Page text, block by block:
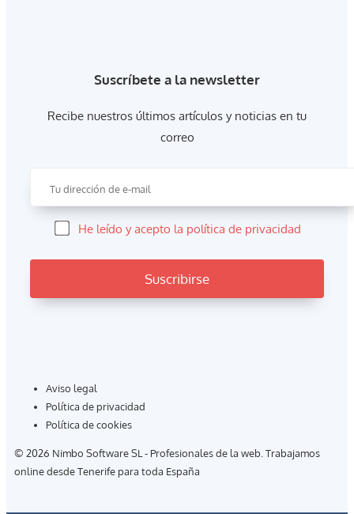
Suscríbete a la newsletter
Recibe nuestros últimos artículos y noticias en tu
correo
He leído y acepto la política de privacidad
Aviso legal
Política de privacidad
Política de cookies
© 2026 Nimbo Software SL - Profesionales de la web. Trabajamos
online desde Tenerife para toda España